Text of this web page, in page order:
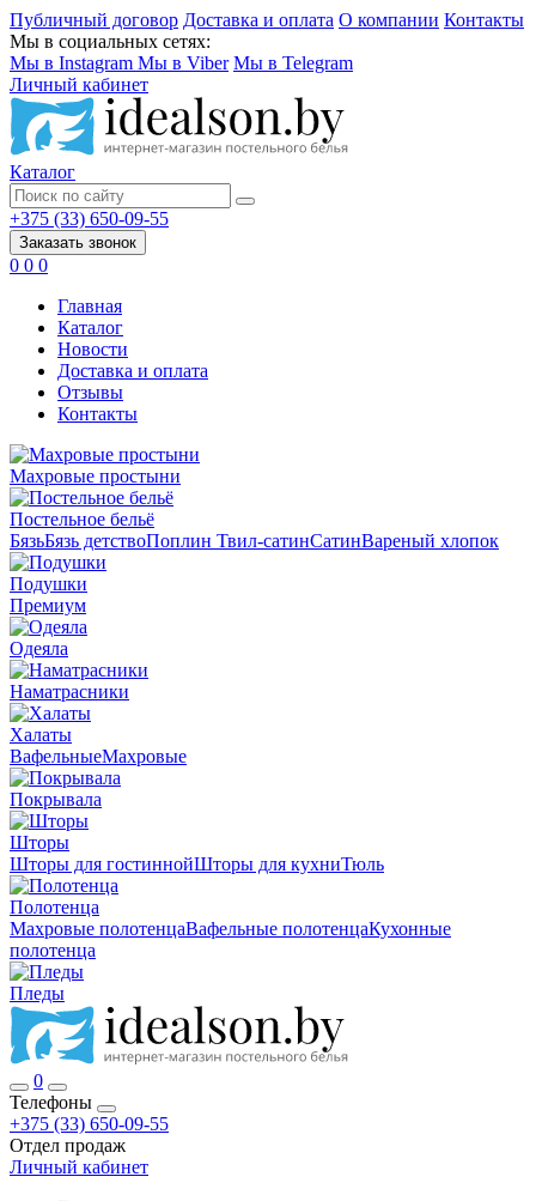
Публичный договор Доставка и оплата О компании Контакты
Мы в социальных сетях:
Мы в Instagram Мы в Viber Мы в Telegram
Личный кабинет
Каталог
+375 (33) 650-09-55
Заказать звонок
0 0 0
Главная
Каталог
Новости
Доставка и оплата
Отзывы
Контакты
Махровые простыни
Постельное бельё
БязьБязь детствоПоплин Твил-сатинСатинВареный хлопок
Подушки
Премиум
Одеяла
Наматрасники
Халаты
ВафельныеМахровые
Покрывала
Шторы
Шторы для гостиннойШторы для кухниТюль
Полотенца
Махровые полотенцаВафельные полотенцаКухонные
полотенца
Пледы
0
Телефоны
+375 (33) 650-09-55
Отдел продаж
Личный кабинет